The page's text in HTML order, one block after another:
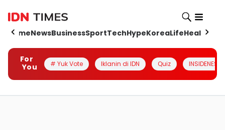
HomeNewsBusinessSportTechHypeKoreaLifeHealth
For
You
# Yuk Vote Iklanin di IDN Quiz INSIDENESIA